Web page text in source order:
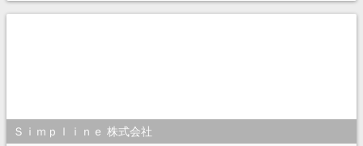
Ｓｉｍｐｌｉｎｅ 株式会社